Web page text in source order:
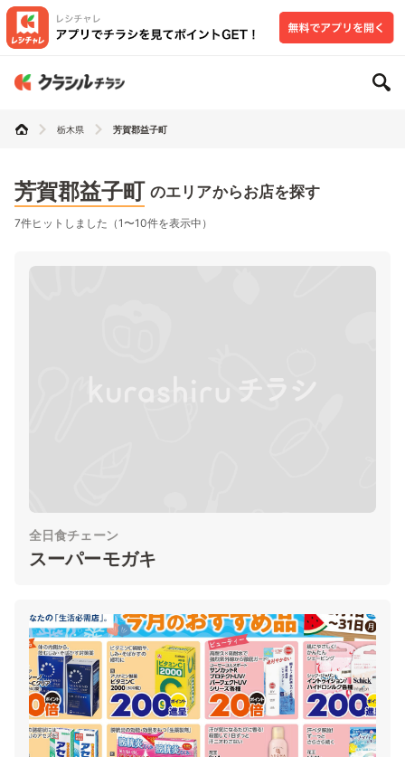
栃木県 芳賀郡益子町
芳賀郡益子町 のエリアからお店を探す
7件ヒットしました（1〜10件を表示中）
全日食チェーン
スーパーモガキ